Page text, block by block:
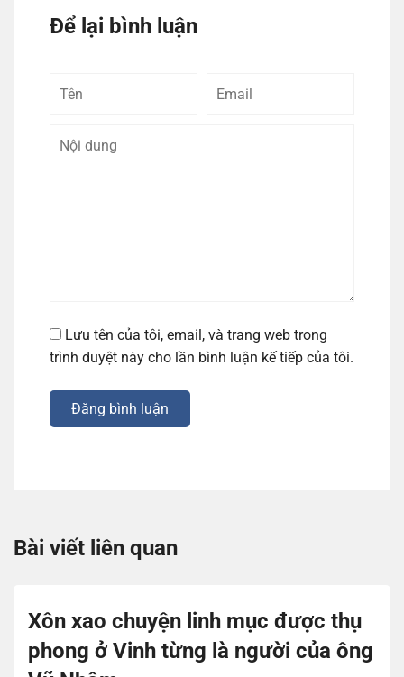
Để lại bình luận
Tên
Lưu tên của tôi, email, và trang web trong
trình duyệt này cho lần bình luận kế tiếp của tôi.
Đăng bình luận
Bài viết liên quan
Xôn xao chuyện linh mục được thụ
phong ở Vinh từng là người của ông